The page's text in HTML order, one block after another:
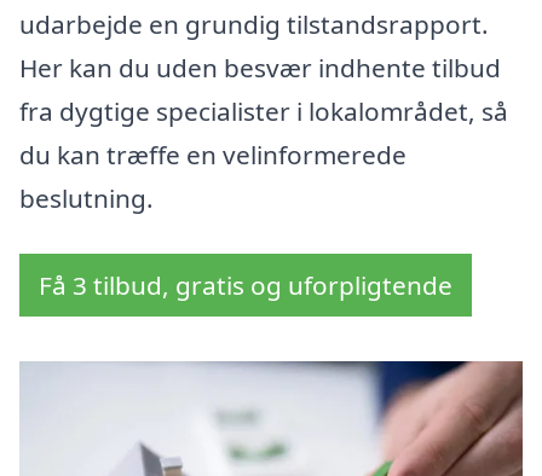
udarbejde en grundig tilstandsrapport.
Her kan du uden besvær indhente tilbud
fra dygtige specialister i lokalområdet, så
du kan træffe en velinformerede
beslutning.
Få 3 tilbud, gratis og uforpligtende